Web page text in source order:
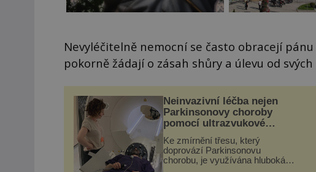
Nevyléčitelně nemocní se často obracejí
pokorně žádají o zásah shůry a úlevu od
Neinvazivní léčba nejen
Parkinsonovy choroby
pomocí ultrazvukové
„helmy“
Ke zmírnění třesu, který
doprovází Parkinsonovu
chorobu, je využívána hluboká